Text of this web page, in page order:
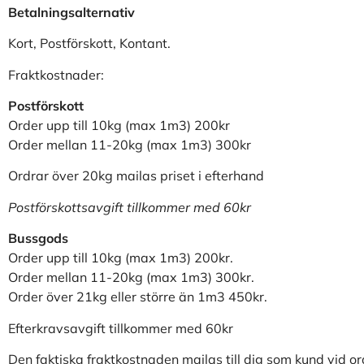
Betalningsalternativ
Kort, Postförskott, Kontant.
Fraktkostnader:
Postförskott
Order upp till 10kg (max 1m3) 200kr
Order mellan 11-20kg (max 1m3) 300kr
Ordrar över 20kg mailas priset i efterhand
Postförskottsavgift tillkommer med 60kr
Bussgods
Order upp till 10kg (max 1m3) 200kr.
Order mellan 11-20kg (max 1m3) 300kr.
Order över 21kg eller större än 1m3 450kr.
Efterkravsavgift tillkommer med 60kr
Den faktiska fraktkostnaden mailas till dig som kund vid